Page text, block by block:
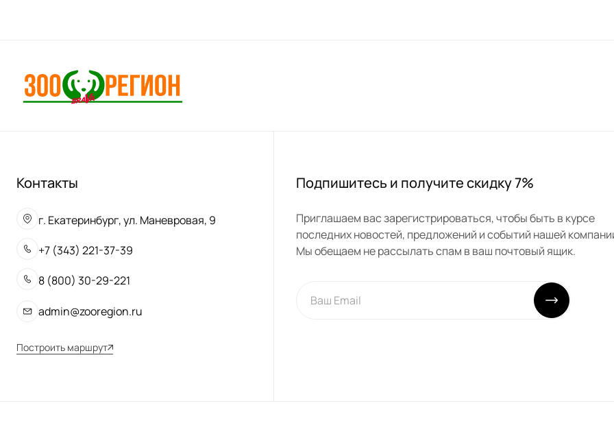
Контакты
г. Екатеринбург, ул. Маневровая, 9
+7 (343) 221-37-39
8 (800) 30-29-221
admin@zooregion.ru
Построить маршрут
Подпишитесь и получите скидку 7%
Приглашаем вас зарегистрироваться, чтобы быть в курсе
последних новостей, предложений и событий нашей
Мы обещаем не рассылать спам в ваш почтовый ящик.